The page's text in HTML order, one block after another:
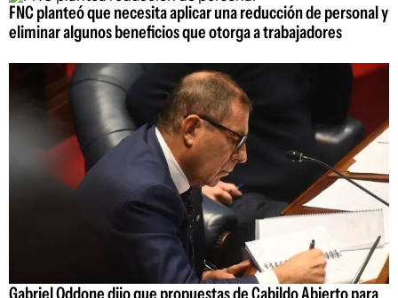
FNC planteó que necesita aplicar una reducción de personal y
eliminar algunos beneficios que otorga a trabajadores
Gabriel Oddone dijo que propuestas de Cabildo Abierto para